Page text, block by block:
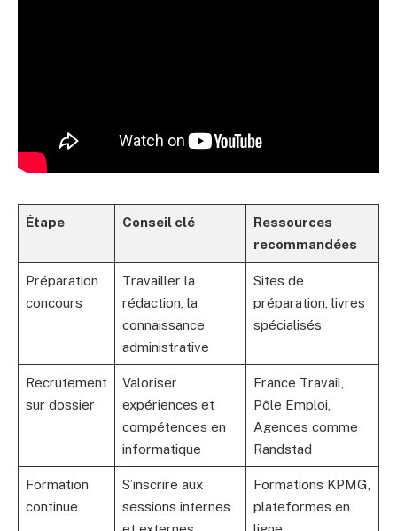
Étape Conseil clé
Ressources
recommandées
Préparation
concours
Travailler la
rédaction, la
connaissance
administrative
Sites de
préparation, livres
spécialisés
Recrutement
sur dossier
Valoriser
expériences et
compétences en
informatique
France Travail,
Pôle Emploi,
Agences comme
Randstad
Formation
continue
S’inscrire aux
sessions internes
Formations KPMG,
plateformes en